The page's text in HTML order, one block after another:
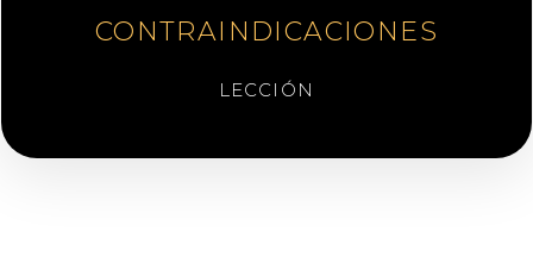
CONTRAINDICACIONES
LECCIÓN